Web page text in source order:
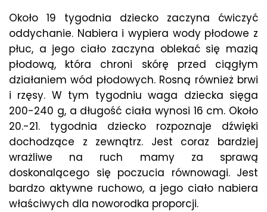
Około 19 tygodnia dziecko zaczyna ćwiczyć
oddychanie. Nabiera i wypiera wody płodowe z
płuc, a jego ciało zaczyna oblekać się mazią
płodową, która chroni skórę przed ciągłym
działaniem wód płodowych. Rosną również brwi
i rzęsy. W tym tygodniu waga dziecka sięga
200-240 g, a długość ciała wynosi 16 cm. Około
20.-21. tygodnia dziecko rozpoznaje dźwięki
dochodzące z zewnątrz. Jest coraz bardziej
wrażliwe na ruch mamy za sprawą
doskonalącego się poczucia równowagi. Jest
bardzo aktywne ruchowo, a jego ciało nabiera
właściwych dla noworodka proporcji.